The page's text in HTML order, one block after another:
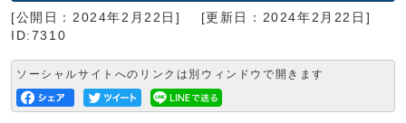
[公開日：2024年2月22日]
[更新日：2024年2月22日]
ID:7310
ソーシャルサイトへのリンクは別ウィンドウで開きます